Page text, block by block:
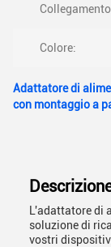
Colore:
Adattatore di
con montaggio a
L'adattatore di
soluzione di
vostri